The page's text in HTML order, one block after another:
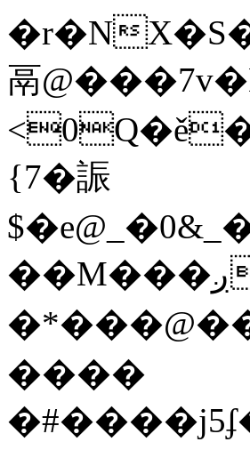
�r�N
⿀
{7�誫
��M���ږJh�2�a������b�MK����;a�t0��!
����